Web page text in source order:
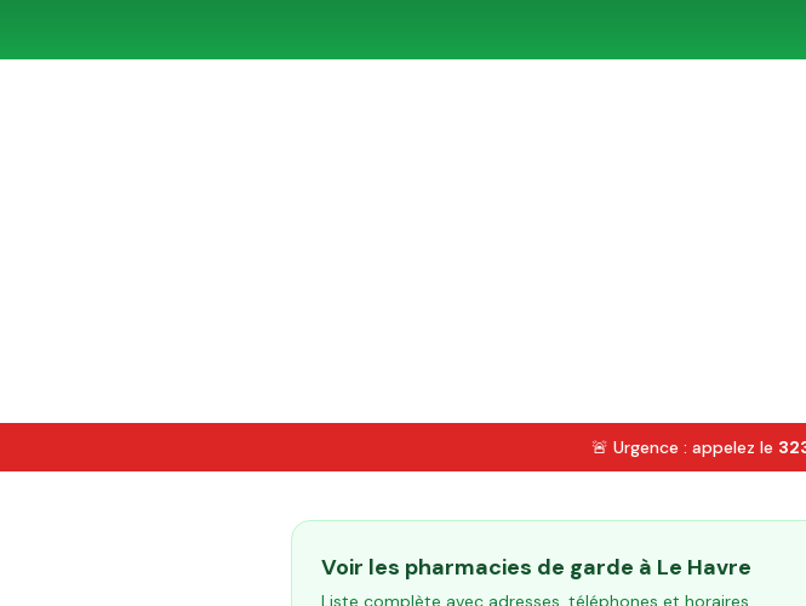
🚨 Urgence : appelez le
Voir les pharmacies de garde à Le Havre
Liste complète avec adresses, téléphones et horaires